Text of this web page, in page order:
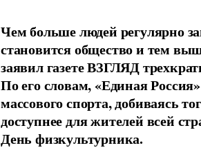
Чем больше людей регулярно
становится общество и тем
заявил газете ВЗГЛЯД
По его словам, «Единая
массового спорта, добиваясь
доступнее для жителей всей
День физкультурника.